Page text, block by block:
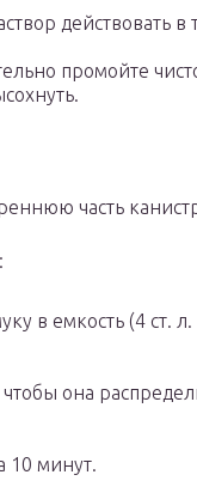
действовать
промойте
часть
в емкость (4 ст.
она
10 минут.